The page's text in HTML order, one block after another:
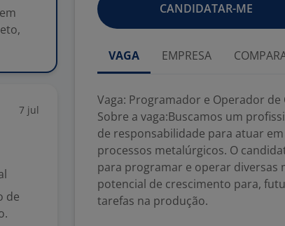
7 jul
de
CANDIDATAR-ME
VAGA EMPRESA
Vaga: Programador e Operador de
Sobre a vaga:Buscamos um
de responsabilidade para atuar
processos metalúrgicos. O
para programar e operar diversas
potencial de crescimento para,
tarefas na produção.